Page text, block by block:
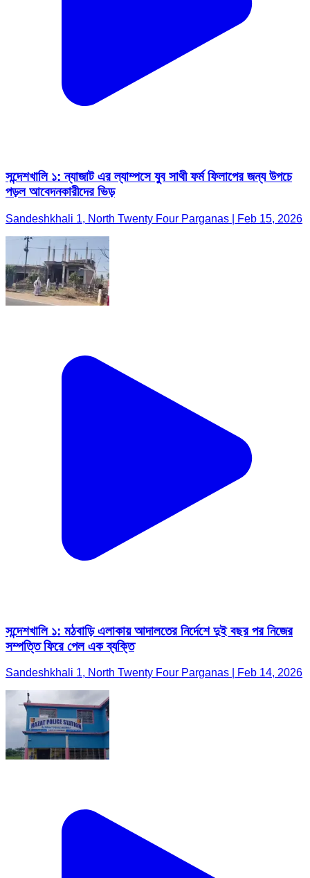
সন্দেশখালি ১: ন্যাজাট এর ল্যাম্পসে যুব সাথী ফর্ম ফিলাপের জন্য উপচে
পড়ল আবেদনকারীদের ভিড়
Sandeshkhali 1, North Twenty Four Parganas | Feb 15, 2026
সন্দেশখালি ১: মঠবাড়ি এলাকায় আদালতের নির্দেশে দুই বছর পর নিজের
সম্পত্তি ফিরে পেল এক ব্যক্তি
Sandeshkhali 1, North Twenty Four Parganas | Feb 14, 2026